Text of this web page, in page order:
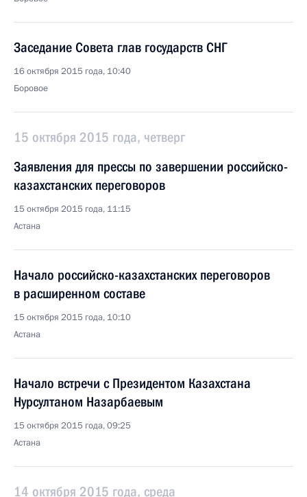
Заседание Совета глав государств СНГ
16 октября 2015 года, 10:40
Боровое
15 октября 2015 года, четверг
Заявления для прессы по завершении российско-
казахстанских переговоров
15 октября 2015 года, 11:15
Астана
Начало российско-казахстанских переговоров
в расширенном составе
15 октября 2015 года, 10:10
Астана
Начало встречи с Президентом Казахстана
Нурсултаном Назарбаевым
15 октября 2015 года, 09:25
Астана
14 октября 2015 года, среда